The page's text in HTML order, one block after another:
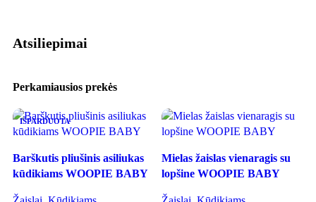
Atsiliepimai
Perkamiausios prekės
IŠPARDUOTA
Barškutis pliušinis asiliukas
kūdikiams WOOPIE BABY
Mielas žaislas vienaragis su
lopšine WOOPIE BABY